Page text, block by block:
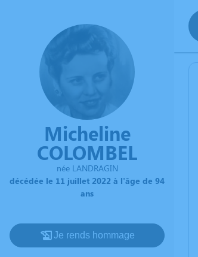
Micheline
COLOMBEL
née LANDRAGIN
décédée le 11 juillet 2022 à l'âge de 94
ans
Je rends hommage